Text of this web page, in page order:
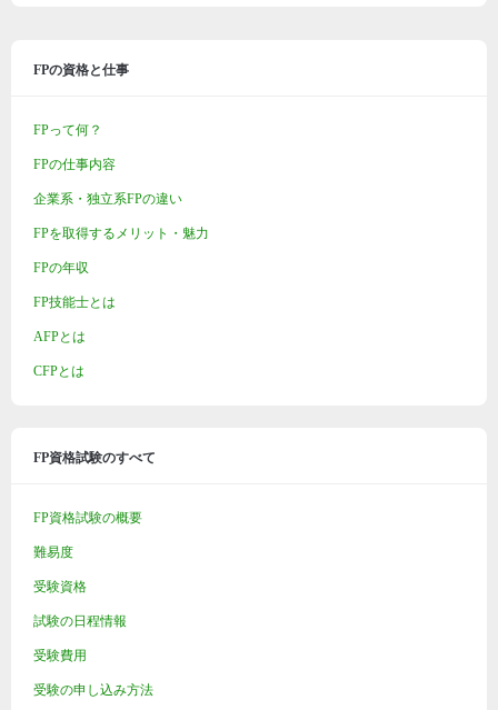
FPの資格と仕事
FPって何？
FPの仕事内容
企業系・独立系FPの違い
FPを取得するメリット・魅力
FPの年収
FP技能士とは
AFPとは
CFPとは
FP資格試験のすべて
FP資格試験の概要
難易度
受験資格
試験の日程情報
受験費用
受験の申し込み方法